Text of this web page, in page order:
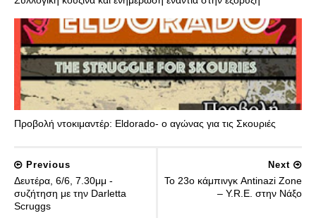
Προβολή ντοκιμαντέρ: Eldorado- ο αγώνας για τις Σκουριές
Next
Το 23ο κάμπινγκ Antinazi Zone
– Y.R.E. στην Νάξο
Previous
Δευτέρα, 6/6, 7.30μμ -
συζήτηση με την Darletta
Scruggs